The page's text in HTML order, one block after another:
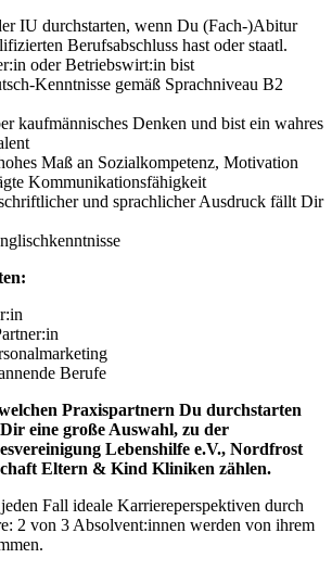
IU durchstarten, wenn Du (Fach-)Abitur
Berufsabschluss hast oder staatl.
oder Betriebswirt:in bist
Kenntnisse gemäß Sprachniveau B2
kaufmännisches Denken und bist ein wahres
Maß an Sozialkompetenz, Motivation
Kommunikationsfähigkeit
und sprachlicher Ausdruck fällt Dir
Berufe
Praxispartnern Du durchstarten
eine große Auswahl, zu der
Lebenshilfe e.V., Nordfrost
Eltern & Kind Kliniken zählen.
Fall ideale Karriereperspektiven durch
2 von 3 Absolvent:innen werden von ihrem